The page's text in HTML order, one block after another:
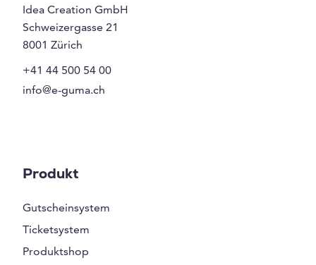
Idea Creation GmbH
Schweizergasse 21
8001 Zürich
+41 44 500 54 00
info@e-guma.ch
Produkt
Gutscheinsystem
Ticketsystem
Produktshop